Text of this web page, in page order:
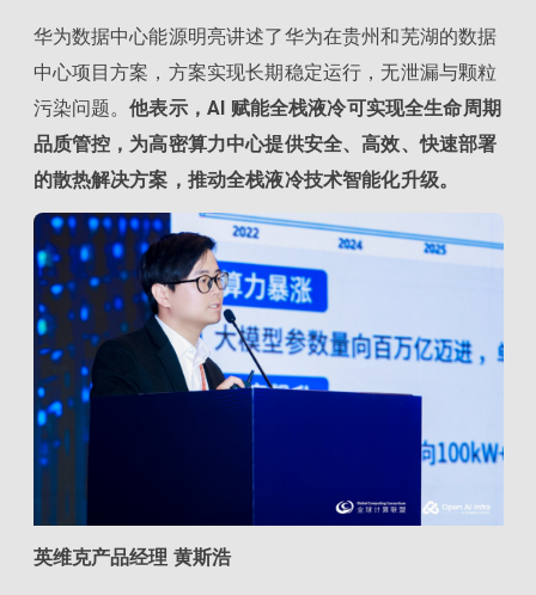
华为数据中心能源明亮讲述了华为在贵州和芜湖的数据
中心项目方案，方案实现长期稳定运行，无泄漏与颗粒
污染问题。他表示，AI 赋能全栈液冷可实现全生命周期
品质管控，为高密算力中心提供安全、高效、快速部署
的散热解决方案，推动全栈液冷技术智能化升级。
英维克产品经理 黄斯浩